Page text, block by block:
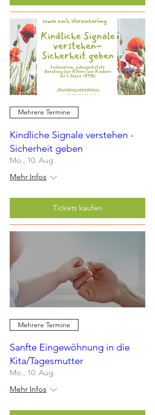
Mehrere Termine
Kindliche Signale verstehen -
Sicherheit geben
Mo., 10. Aug.
Mehr Infos
Tickets kaufen
Mehrere Termine
Sanfte Eingewöhnung in die
Kita/Tagesmutter
Mo., 10. Aug.
Mehr Infos